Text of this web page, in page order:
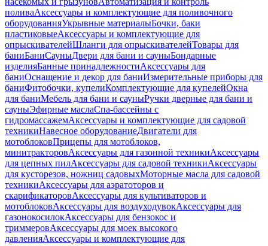
поливаАксессуары и комплектующие для поливочного
оборудованияУкрывные материалыБочки, баки
пластиковыеАксессуары и комплектующие для
опрыскивателейШланги для опрыскивателейТовары для
баниБаниСауныДвери для бани и сауныБондарные
изделияБанные принадлежностиАксессуары для
баниОснащение и декор для баниИзмерительные приборы для
баниФитобочки, купелиКомплектующие для купелейОкна
для баниМебель для бани и сауныРучки дверные для бани и
сауныЭфирные маслаСпа-бассейны с
гидромассажемАксессуары и комплектующие для садовой
техникиНавесное оборудованиеДвигатели для
мотоблоковПрицепы для мотоблоков,
минитракторовАксессуары для газонной техникиАксессуары
для цепных пилАксессуары для садовой техникиАксессуары
для кусторезов, ножниц садовыхМоторные масла для садовой
техникиАксессуары для аэратоторов и
скарификаторовАксессуары для культиваторов и
мотоблоковАксессуары для воздуходувокАксессуары для
газонокосилокАксессуары для бензокос и
триммеровАксессуары для моек высокого
давленияАксессуары и комплектующие для